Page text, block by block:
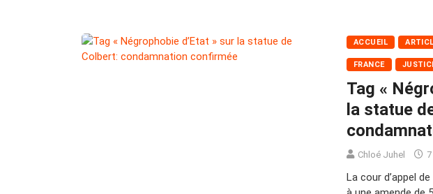
ACCUEIL
FRANCE
Tag «
la statue
Chloé Juhel
La cour d’appel